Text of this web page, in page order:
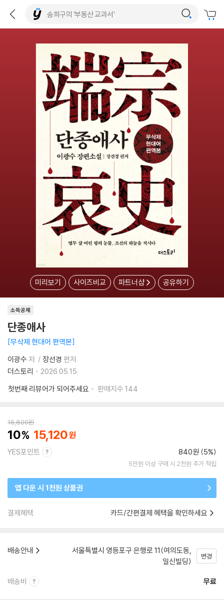
미리보기 사이즈비교 파트너샵 공유하기
소득공제
단종애사
무삭제 현대어 편역본
이광수 저 장선경 편저
더스토리
2026.05.15.
첫번째 리뷰어가 되어주세요
판매지수 144
16,800원
10 15,120
YES포인트 840원 (5%)
5만원 이상 구매 시 2천원 추가 적립
앱 다운 시 1천원 상품권
결제혜택 카드/간편결제 혜택을 확인하세요
배송안내
서울특별시 영등포구 은행로 11(여의도동,
일신빌딩)
변경
배송비 무료